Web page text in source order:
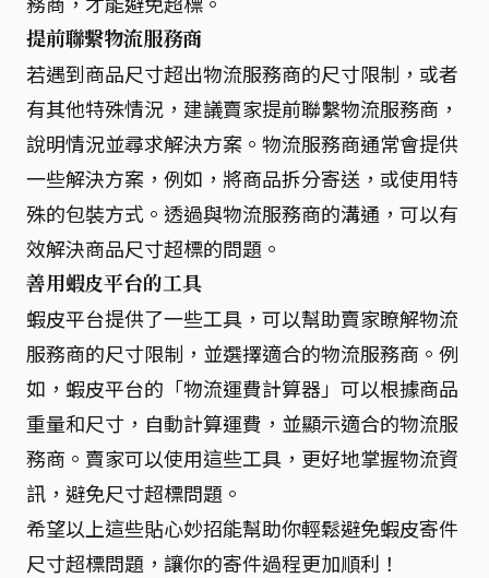
提前聯繫物流服務商
若遇到商品尺寸超出物流服務商的尺寸限制，或者
有其他特殊情況，建議賣家提前聯繫物流服務商，
說明情況並尋求解決方案。物流服務商通常會提供
一些解決方案，例如，將商品拆分寄送，或使用特
殊的包裝方式。透過與物流服務商的溝通，可以有
效解決商品尺寸超標的問題。
善用蝦皮平台的工具
蝦皮平台提供了一些工具，可以幫助賣家瞭解物流
服務商的尺寸限制，並選擇適合的物流服務商。例
如，蝦皮平台的「物流運費計算器」可以根據商品
重量和尺寸，自動計算運費，並顯示適合的物流服
務商。賣家可以使用這些工具，更好地掌握物流資
訊，避免尺寸超標問題。
希望以上這些貼心妙招能幫助你輕鬆避免蝦皮寄件
尺寸超標問題，讓你的寄件過程更加順利！